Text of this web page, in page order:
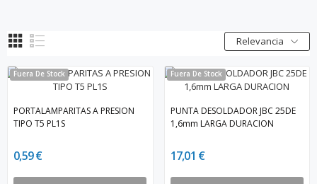
Relevancia
Fuera De Stock
PORTALAMPARITAS A PRESION
TIPO T5 PL1S
0,59 €
Fuera De Stock
PUNTA DESOLDADOR JBC 25DE
1,6mm LARGA DURACION
17,01 €